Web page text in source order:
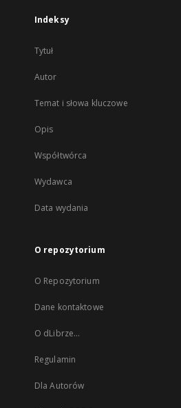
Indeksy
Tytuł
Autor
Temat i słowa kluczowe
Opis
Współtwórca
Wydawca
Data wydania
O repozytorium
O Repozytorium
Dane kontaktowe
O dLibrze...
Regulamin
Dla Autorów